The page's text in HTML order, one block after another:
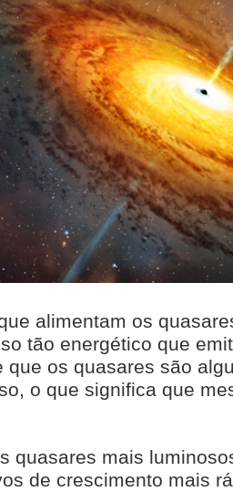
alimentam os
tão energético que
que os quasares são
o que significa que
quasares mais
de crescimento mais